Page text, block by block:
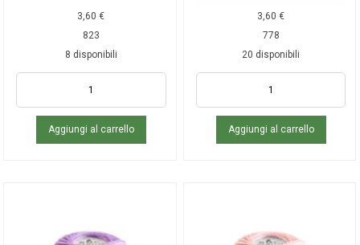
3,60€
823
8 disponibili
Aggiungi al carrello
3,60€
778
20 disponibili
Aggiungi al carrello